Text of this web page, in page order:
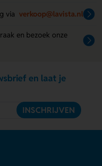
via verkoop@lavista.nl
en bezoek onze
en laat je
INSCHRIJVEN